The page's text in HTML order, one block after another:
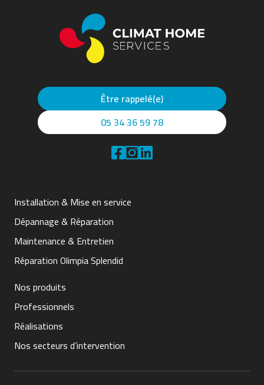
Installation & Mise en service
Dépannage & Réparation
Maintenance & Entretien
Réparation Olimpia Splendid
Être rappelé(e)
05 34 36 59 78
Nos produits
Professionnels
Réalisations
Nos secteurs d’intervention